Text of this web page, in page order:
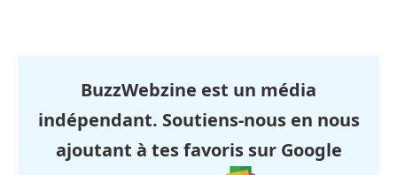
BuzzWebzine est un média
indépendant. Soutiens-nous en nous
ajoutant à tes favoris sur Google